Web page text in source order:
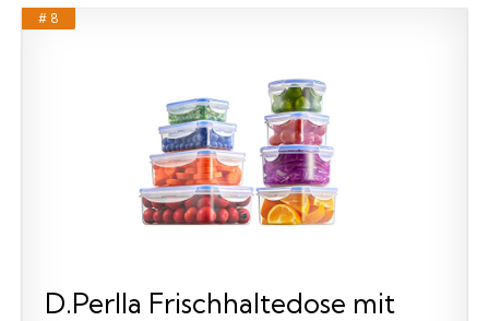
# 8
D.Perlla Frischhaltedose mit